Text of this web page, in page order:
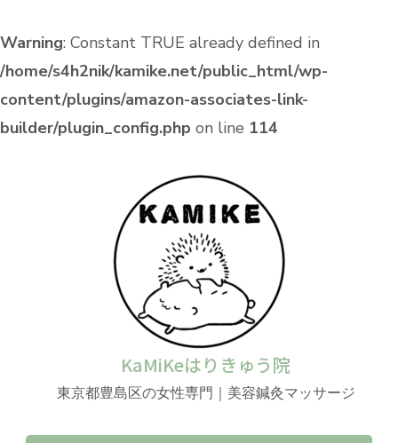
Warning: Constant TRUE already defined in
/home/s4h2nik/kamike.net/public_html/wp-
content/plugins/amazon-associates-link-
builder/plugin_config.php on line 114
KaMiKeはりきゅう院
東京都豊島区の女性専門｜美容鍼灸マッサージ